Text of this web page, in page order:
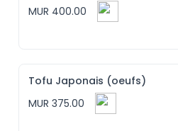
MUR 400.00
Tofu Japonais (oeufs)
MUR 375.00